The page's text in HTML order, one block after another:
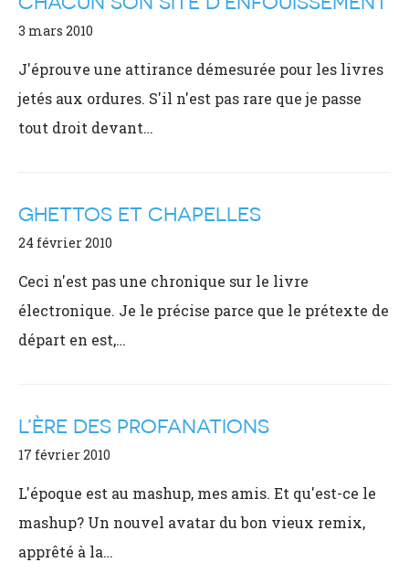
3 mars 2010
J'éprouve une attirance démesurée pour les livres
jetés aux ordures. S'il n'est pas rare que je passe
tout droit devant…
GHETTOS ET CHAPELLES
24 février 2010
Ceci n'est pas une chronique sur le livre
électronique. Je le précise parce que le prétexte de
départ en est,…
L’ÈRE DES PROFANATIONS
17 février 2010
L'époque est au mashup, mes amis. Et qu'est-ce le
mashup? Un nouvel avatar du bon vieux remix,
apprêté à la…